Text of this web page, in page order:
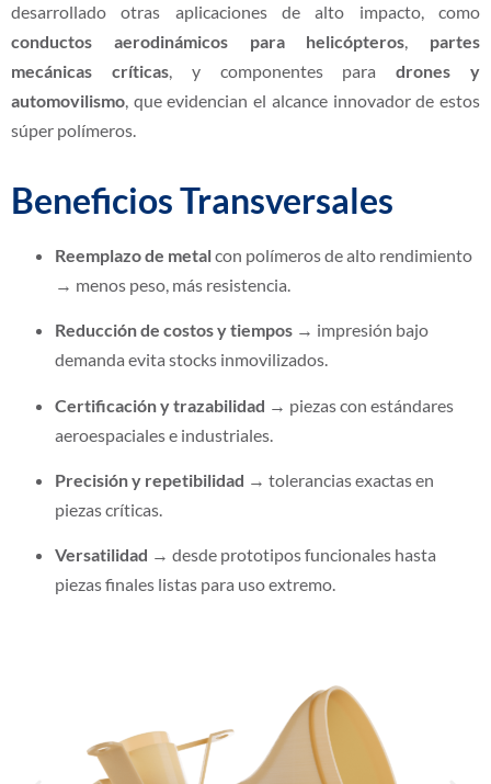
desarrollado otras aplicaciones de alto impacto, como
conductos aerodinámicos para helicópteros, partes
mecánicas críticas, y componentes paradrones y
automovilismo, que evidencian el alcance innovador de estos
súper polímeros.
Beneficios Transversales
Reemplazo de metalcon polímeros de alto rendimiento
→ menos peso, más resistencia.
Reducción de costos y tiempos → impresión bajo
demanda evita stocks inmovilizados.
Certificación y trazabilidad → piezas con estándares
aeroespaciales e industriales.
Precisión y repetibilidad → tolerancias exactas en
piezas críticas.
Versatilidad → desde prototipos funcionales hasta
piezas finales listas para uso extremo.